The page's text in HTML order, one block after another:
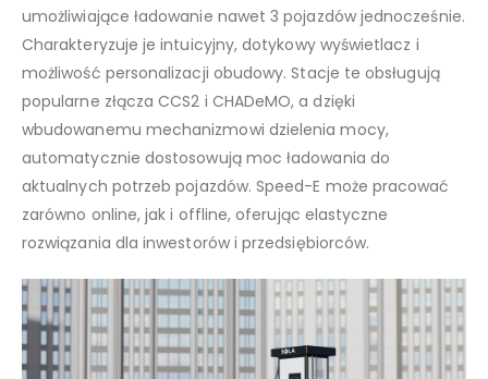
umożliwiające ładowanie nawet 3 pojazdów jednocześnie.
Charakteryzuje je intuicyjny, dotykowy wyświetlacz i
możliwość personalizacji obudowy. Stacje te obsługują
popularne złącza CCS2 i CHADeMO, a dzięki
wbudowanemu mechanizmowi dzielenia mocy,
automatycznie dostosowują moc ładowania do
aktualnych potrzeb pojazdów. Speed-E może pracować
zarówno online, jak i offline, oferując elastyczne
rozwiązania dla inwestorów i przedsiębiorców.